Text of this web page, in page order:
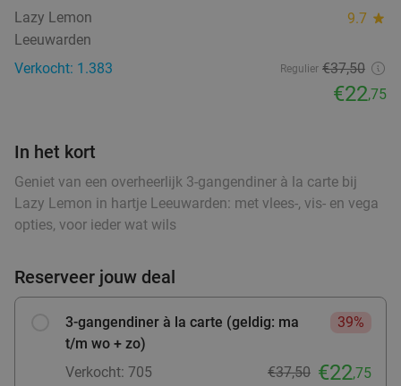
food
food
Wo
Do
Hof van Oldeberkoop
9.6star
27 min.directions_car
3-gangen keuzediner bij Heerlijkheid
Heerlijkheid
Marum directions_car
Verkocht: 264
€23
Lazy Lemon 9.7 star
Leeuwarden
Verkocht: 1.383
Regulier €37,50
€22,75
In het kort
Geniet van een overheerlijk 3-gangendiner à la carte bij
Lazy Lemon in hartje Leeuwarden: met vlees-, vis- en vega
opties, voor ieder wat wils
Reserveer jouw deal
3-gangendiner à la carte (geldig: ma
t/m wo + zo)
39%
Verkocht: 705 €37,50 €22,75